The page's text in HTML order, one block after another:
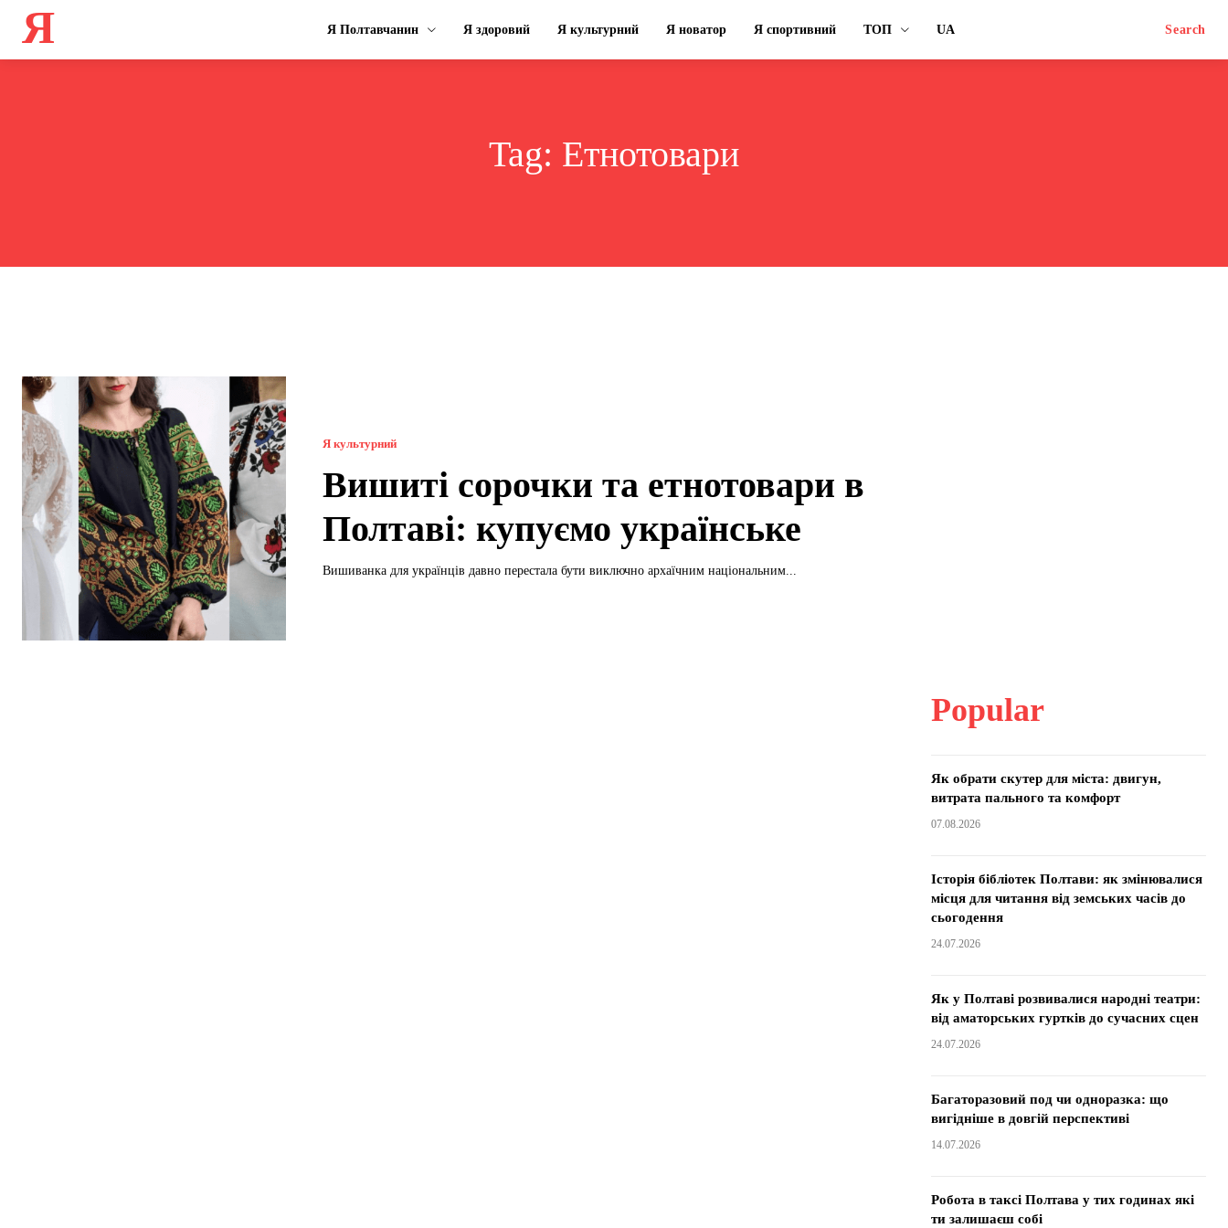
Я Я Полтавчанин Я здоровий Я культурний Я новатор Я спортивний ТОП UA Search
Tag: Етнотовари
Я культурний
Вишиті сорочки та етнотовари в
Полтаві: купуємо українське
Вишиванка для українців давно перестала бути виключно архаїчним національним...
Popular
Як обрати скутер для міста: двигун,
витрата пального та комфорт
07.08.2026
Історія бібліотек Полтави: як змінювалися
місця для читання від земських часів до
сьогодення
24.07.2026
Як у Полтаві розвивалися народні театри:
від аматорських гуртків до сучасних сцен
24.07.2026
Багаторазовий под чи одноразка: що
вигідніше в довгій перспективі
14.07.2026
Робота в таксі Полтава у тих годинах які
ти залишаєш собі